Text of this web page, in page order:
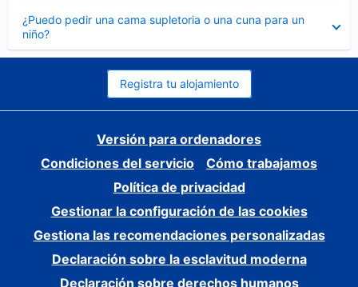
¿Puedo pedir una cama supletoria o una cuna para un
niño?
cerrado
Registra tu alojamiento
Versión para ordenadores
Condiciones del servicio
Cómo trabajamos
Política de privacidad
Gestionar la configuración de las cookies
Gestiona las recomendaciones personalizadas
Declaración sobre la esclavitud moderna
Declaración sobre derechos humanos